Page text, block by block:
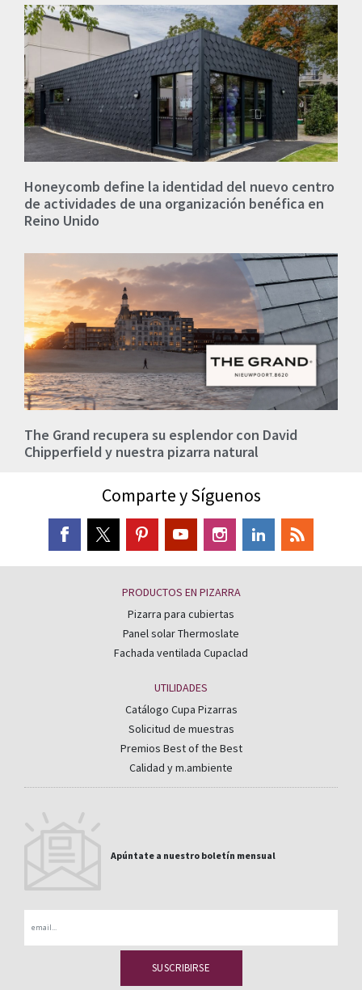
Honeycomb define la identidad del nuevo centro
de actividades de una organización benéfica en
Reino Unido
The Grand recupera su esplendor con David
Chipperfield y nuestra pizarra natural
Comparte y Síguenos
PRODUCTOS EN PIZARRA
Pizarra para cubiertas
Panel solar Thermoslate
Fachada ventilada Cupaclad
UTILIDADES
Catálogo Cupa Pizarras
Solicitud de muestras
Premios Best of the Best
Calidad y m.ambiente
Apúntate a nuestro boletín mensual